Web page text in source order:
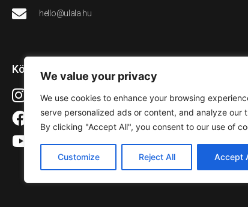
We value your privacy
We use cookies to enhance your browsing
serve personalized ads or content, and analyze our
By clicking "Accept All", you consent to our use of
Customize Reject All Accept
hello@ulala.hu
Közösségi média
Instagram
Facebook